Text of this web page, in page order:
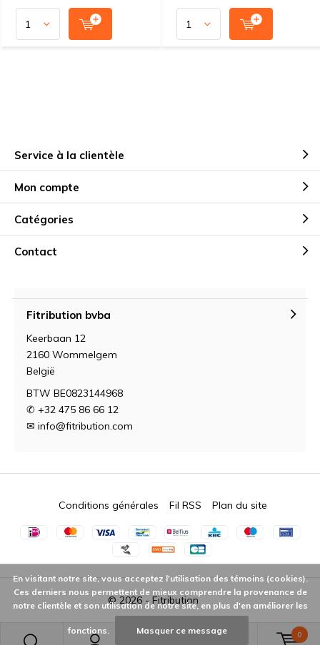
0
Service à la clientèle
Mon compte
Catégories
Contact
Fitribution bvba
Keerbaan 12
2160 Wommelgem
België
BTW BE0823144968
✆ +32 475 86 66 12
✉ info@fitribution.com
© 2026 - Fitribution
Conditions générales Fil RSS Plan du site
En visitant notre site, vous acceptez l'utilisation des témoins (cookies).
Ces derniers nous permettent de mieux comprendre la provenance de
notre clientèle et son utilisation de notre site, en plus d'en améliorer les
fonctions. Masquer ce message